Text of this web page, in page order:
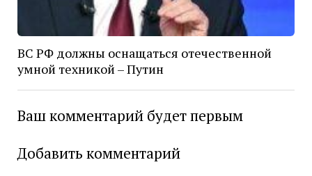
ВС РФ должны оснащаться отечественной
умной техникой – Путин
Ваш комментарий будет первым
Добавить комментарий